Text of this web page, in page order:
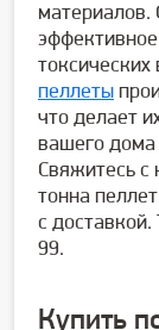
материалов.
пеллеты
что делает
вашего дома
Свяжитесь с
тонна
с
99.
Купить